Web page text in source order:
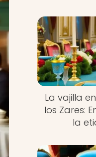
La vajilla
los Zares:
la